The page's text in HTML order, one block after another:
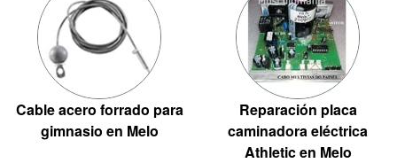
Cable acero forrado para
gimnasio en Melo
Reparación placa
caminadora eléctrica
Athletic en Melo